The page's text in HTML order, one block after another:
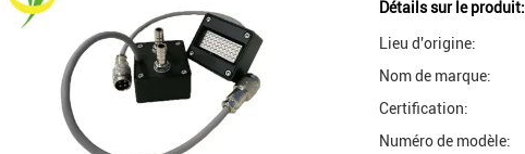
Détails sur le produit:
Lieu d'origine:
Nom de marque:
Certification:
Numéro de modèle: